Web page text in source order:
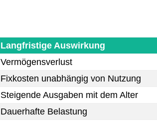
Langfristige Auswirkung
Vermögensverlust
Fixkosten unabhängig von Nutzung
Steigende Ausgaben mit dem Alter
Dauerhafte Belastung